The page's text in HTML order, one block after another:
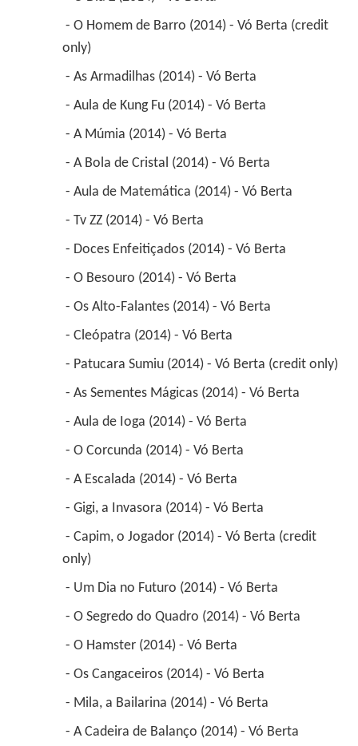
only)
- As Armadilhas (2014) - Vó Berta
- Aula de Kung Fu (2014) - Vó Berta
- A Múmia (2014) - Vó Berta
- A Bola de Cristal (2014) - Vó Berta
- Aula de Matemática (2014) - Vó Berta
- Tv ZZ (2014) - Vó Berta
- Doces Enfeitiçados (2014) - Vó Berta
- O Besouro (2014) - Vó Berta
- Os Alto-Falantes (2014) - Vó Berta
- Cleópatra (2014) - Vó Berta
- Patucara Sumiu (2014) - Vó Berta (credit only)
- As Sementes Mágicas (2014) - Vó Berta
- Aula de Ioga (2014) - Vó Berta
- O Corcunda (2014) - Vó Berta
- A Escalada (2014) - Vó Berta
- Gigi, a Invasora (2014) - Vó Berta
only)
- Um Dia no Futuro (2014) - Vó Berta
- O Segredo do Quadro (2014) - Vó Berta
- O Hamster (2014) - Vó Berta
- Os Cangaceiros (2014) - Vó Berta
- Mila, a Bailarina (2014) - Vó Berta
- A Cadeira de Balanço (2014) - Vó Berta